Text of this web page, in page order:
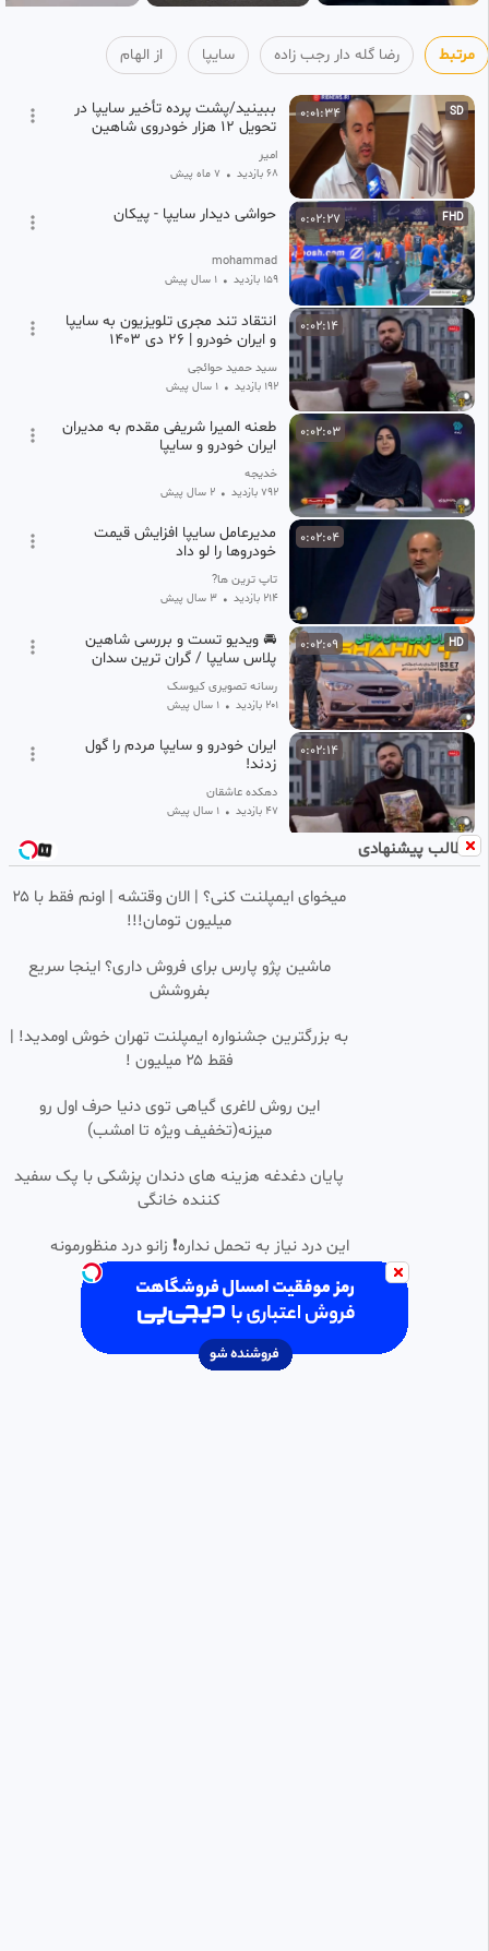
مرتبط رضا گله دار رجب زاده سایپا از الهام
SD
0:01:34
ببینید/پشت پرده تأخیر سایپا در
تحویل ۱۲ هزار خودروی شاهین
امیر
68 بازدید • 7 ماه پیش
FHD
0:02:27 حواشی دیدار سایپا - پیکان
mohammad
159 بازدید • 1 سال پیش
0:02:14
انتقاد تند مجری تلویزیون به سایپا
و ایران خودرو | ۲۶ دی ۱۴۰۳
‫سید حمید حوائجی
192 بازدید • 1 سال پیش
0:02:03
طعنه المیرا شریفی مقدم به مدیران
ایران خودرو و سایپا
خدیجه
792 بازدید • 2 سال پیش
0:02:04
مدیرعامل سایپا افزایش قیمت
خودروها را لو داد
تاپ ترین ها?
214 بازدید • 3 سال پیش
HD
0:02:09
🚘 ویدیو تست و بررسی شاهین
پلاس سایپا / گران ترین سدان
رسانه تصویری کیوسک
201 بازدید • 1 سال پیش
0:02:14
ایران خودرو و سایپا مردم را گول
زدند!
دهکده عاشقان
47 بازدید • 1 سال پیش
ایرانخودرو و سایپا: مردم را گول
زدند!
مایکل
•
🚘 ویدیو تست و بررسی شاهین
پلاس سایپا / گران ترین سدان
داخلی ارزش خرید دارد؟
•
عصبانیت مردم از گران شدن
مهدی
166 بازدید • 1 سال پیش
انتقاد تند مجری تلویزیون به سایپا
و ایران خودرو | ۲۶ دی ۱۴۰۳
192 بازدید •
حواشی دیدار سایپا - پیکان
mohammad
•
مطالب پیشنهادی
میخوای ایمپلنت کنی؟ | الان وقتشه | اونم فقط با ۲۵
میلیون تومان!!!
ماشین پژو پارس برای فروش داری؟ اینجا سریع
بفروشش
به بزرگترین جشنواره ایمپلنت تهران خوش اومدید! |
فقط ۲۵ میلیون !
این روش لاغری گیاهی توی دنیا حرف اول رو
میزنه(تخفیف ویژه تا امشب)
پایان دغدغه هزینه های دندان پزشکی با پک سفید
کننده خانگی
این درد نیاز به تحمل نداره❗ زانو درد منظورمونه